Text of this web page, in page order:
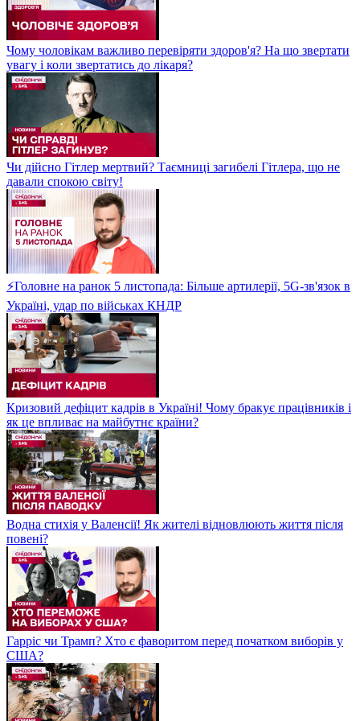
Чому чоловікам важливо перевіряти здоров'я? На що звертати
увагу і коли звертатись до лікаря?
Чи дійсно Гітлер мертвий? Таємниці загибелі Гітлера, що не
давали спокою світу!
⚡Головне на ранок 5 листопада: Більше артилерії, 5G-зв'язок в
Україні, удар по військах КНДР
Кризовий дефіцит кадрів в Україні! Чому бракує працівників і
як це впливає на майбутнє країни?
Водна стихія у Валенсії! Як жителі відновлюють життя після
повені?
Гарріс чи Трамп? Хто є фаворитом перед початком виборів у
США?